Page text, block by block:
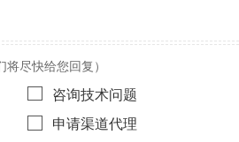
将尽快给您回复）
咨询技术问题
申请渠道代理